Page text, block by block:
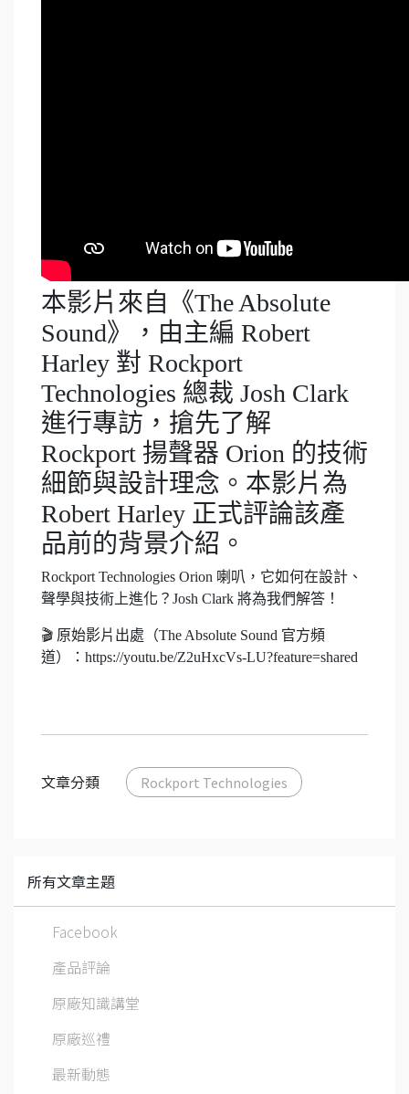
本影片來自《The Absolute
Sound》，由主編 Robert
Harley 對 Rockport
Technologies 總裁 Josh Clark
進行專訪，搶先了解
Rockport 揚聲器 Orion 的技術
細節與設計理念。本影片為
Robert Harley 正式評論該產
品前的背景介紹。
Rockport Technologies Orion 喇叭，它如何在設計、
聲學與技術上進化？Josh Clark 將為我們解答！
🎬 原始影片出處（The Absolute Sound 官方頻
道）：https://youtu.be/Z2uHxcVs-LU?feature=shared
文章分類 Rockport Technologies
所有文章主題
Facebook
產品評論
原廠知識講堂
原廠巡禮
最新動態